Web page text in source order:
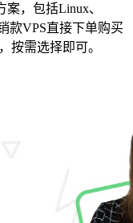
，包括Linux、
款VPS直接下单购买
按需选择即可。